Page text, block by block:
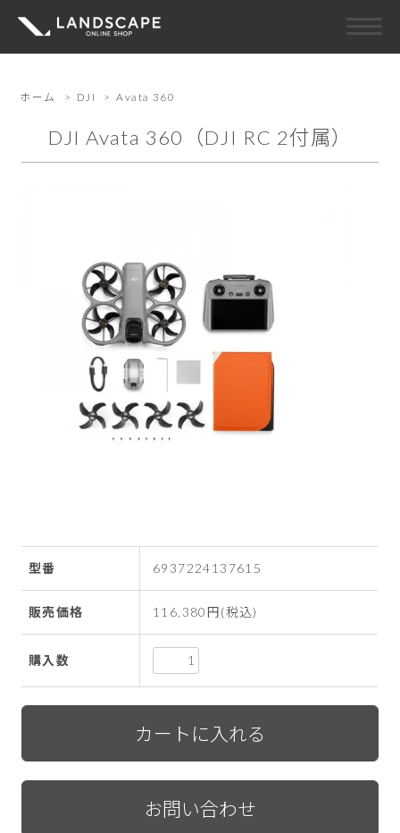
ホーム > DJI > Avata 360
DJI Avata 360（DJI RC 2付属）
型番 6937224137615
販売価格 116,380円(税込)
購入数